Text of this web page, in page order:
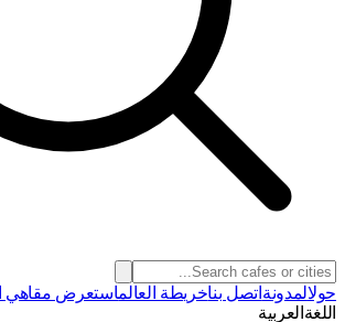
حولالمدونة اتصل بناخريطة العالماستعرض مقاهي
اللغة العربية